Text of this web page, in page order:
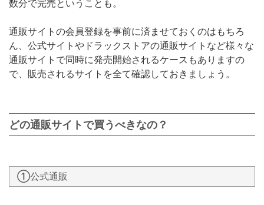
数分で完売ということも。
通販サイトの会員登録を事前に済ませておくのはもちろ
ん、公式サイトやドラックストアの通販サイトなど様々な
通販サイトで同時に発売開始されるケースもありますの
で、販売されるサイトを全て確認しておきましょう。
どの通販サイトで買うべきなの？
①公式通販